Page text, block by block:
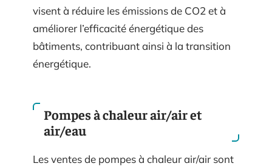
visent à réduire les émissions de CO2 et à
améliorer l’efficacité énergétique des
bâtiments, contribuant ainsi à la transition
énergétique.
Pompes à chaleur air/air et
air/eau
Les ventes de pompes à chaleur air/air sont